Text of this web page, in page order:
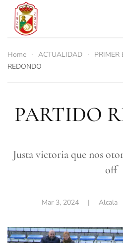
Skip to main content
Home ACTUALIDAD PRIMER
REDONDO
PARTIDO
Justa victoria que nos
off
Mar 3, 2024 |